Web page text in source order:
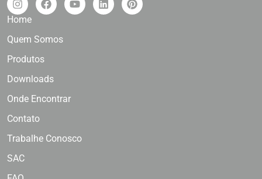
Home
Quem Somos
Produtos
Downloads
Onde Encontrar
Contato
Trabalhe Conosco
SAC